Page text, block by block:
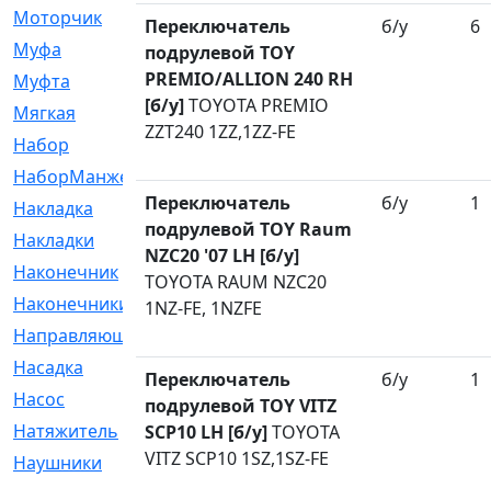
Моторчик
[6]
Муфа
[1]
Муфта
[9]
Мягкая
[3]
Набор
[6]
НаборМанжетГТЦ
[33]
Накладка
[51]
Накладки
[1]
Наконечник
[743]
Наконечники
[119]
Направляющая
Насадка
Насос
[356]
Натяжитель
[125]
Наушники
[8]
Переключатель
подрулевой TOY
PREMIO/ALLION 240 RH
[б/у]TOYOTA PREMIO
ZZT240 1ZZ,1ZZ-FE
б/у 6
Переключатель
подрулевой TOY Raum
NZC20 '07 LH [б/у]
TOYOTA RAUM NZC20
1NZ-FE, 1NZFE
б/у 1
Переключатель
подрулевой TOY VITZ
SCP10 LH [б/у]TOYOTA
VITZ SCP10 1SZ,1SZ-FE
б/у 1